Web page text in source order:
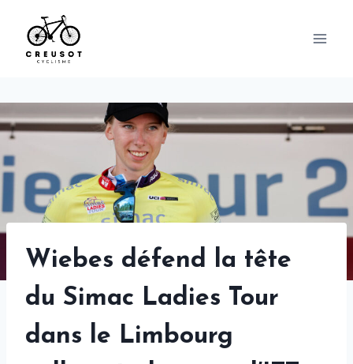
content
Wiebes défend la tête
du Simac Ladies Tour
dans le Limbourg